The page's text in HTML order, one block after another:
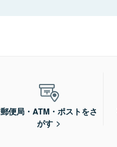
郵便局・ATM・ポストをさ
がす